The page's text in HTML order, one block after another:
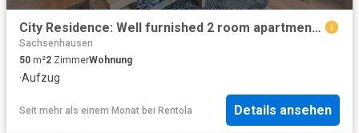
City Residence: Well furnished 2 room apartment in a popular location in Sachsenhausen – euhabitat
Sachsenhausen
50 m²2 ZimmerWohnung
·Aufzug
Seit mehr als einem Monat bei Rentola Details ansehen